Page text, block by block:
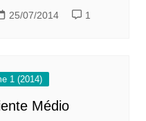
25/07/2014 1
1 (2014)
Médio